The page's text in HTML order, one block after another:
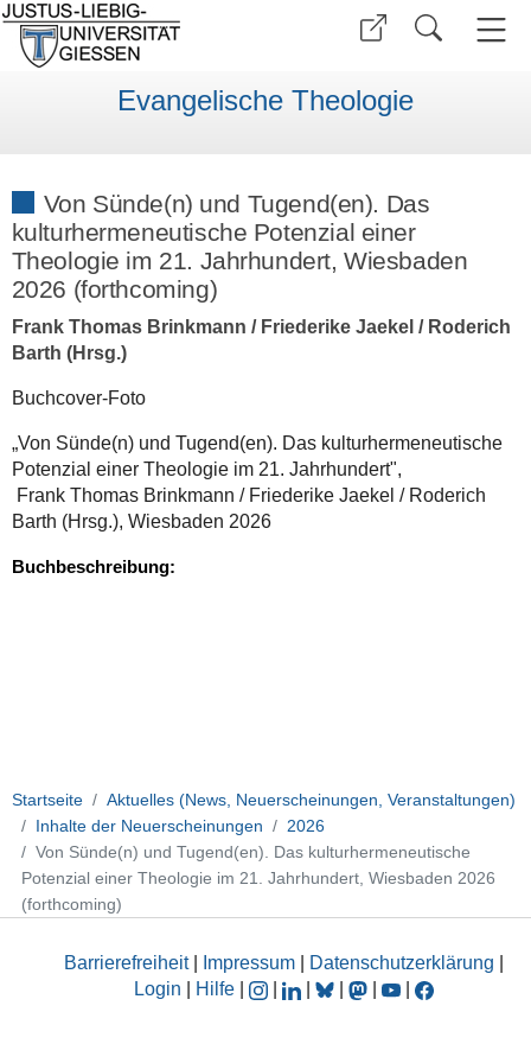
Evangelische Theologie
Von Sünde(n) und Tugend(en). Das
kulturhermeneutische Potenzial einer
Theologie im 21. Jahrhundert, Wiesbaden
2026 (forthcoming)
Frank Thomas Brinkmann / Friederike Jaekel / Roderich
Barth (Hrsg.)
Buchcover-Foto
„Von Sünde(n) und Tugend(en). Das kulturhermeneutische
Potenzial einer Theologie im 21. Jahrhundert",
Frank Thomas Brinkmann / Friederike Jaekel / Roderich
Barth (Hrsg.), Wiesbaden 2026
Buchbeschreibung:
Startseite
Aktuelles (News, Neuerscheinungen, Veranstaltungen)
Inhalte der Neuerscheinungen
2026
Von Sünde(n) und Tugend(en). Das kulturhermeneutische
Potenzial einer Theologie im 21. Jahrhundert, Wiesbaden 2026
(forthcoming)
Barrierefreiheit| Impressum Datenschutzerklärung
Login
Hilfe